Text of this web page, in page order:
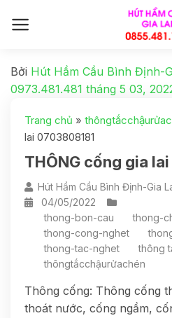
Bởi Hút Hầm Cầu Bình Định-
0973.481.481 tháng 5 03,
Trang chủ »
lai 0703808181
THÔNG cống gia
Hút Hầm Cầu Bình Định-Gia
04/05/2022
thong-bon-cau
thong-
thong-cong-nghet
thong-tac-nghet
thông
thôngtắcchậurửachén
Thông cống: Thông cống
thoát nước, cống ngầm,